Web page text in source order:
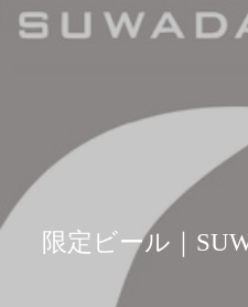
限定ビール｜